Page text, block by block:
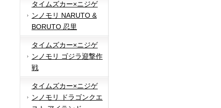
タイムズカー×ニジゲ
ンノモリ NARUTO &
BORUTO 忍里
タイムズカー×ニジゲ
ンノモリ ゴジラ迎撃作
戦
タイムズカー×ニジゲ
ンノモリ ドラゴンクエ